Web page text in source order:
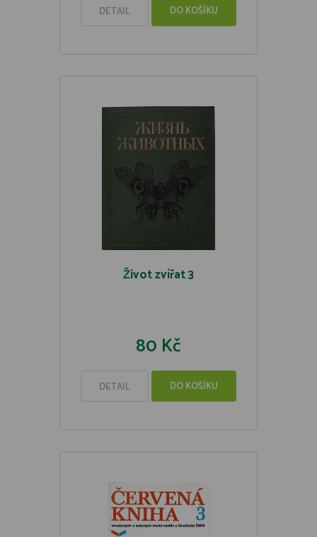
DETAIL DO KOŠÍKU
Život zvířat 3
80 Kč
DETAIL DO KOŠÍKU